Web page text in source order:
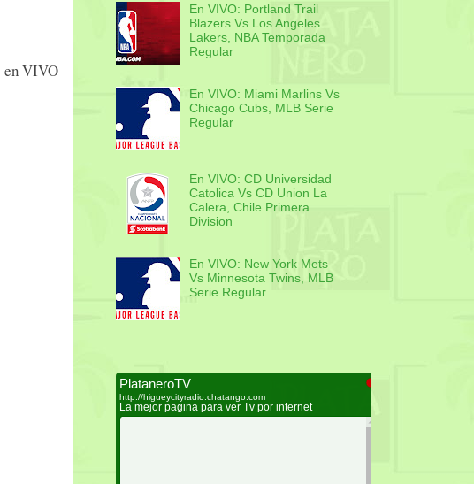
en VIVO
En VIVO: Portland Trail
Blazers Vs Los Angeles
Lakers, NBA Temporada
Regular
En VIVO: Miami Marlins Vs
Chicago Cubs, MLB Serie
Regular
En VIVO: CD Universidad
Catolica Vs CD Union La
Calera, Chile Primera
Division
En VIVO: New York Mets
Vs Minnesota Twins, MLB
Serie Regular